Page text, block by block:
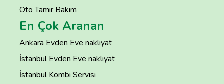
Oto Tamir Bakım
En Çok Aranan
Ankara Evden Eve nakliyat
İstanbul Evden Eve nakliyat
İstanbul Kombi Servisi